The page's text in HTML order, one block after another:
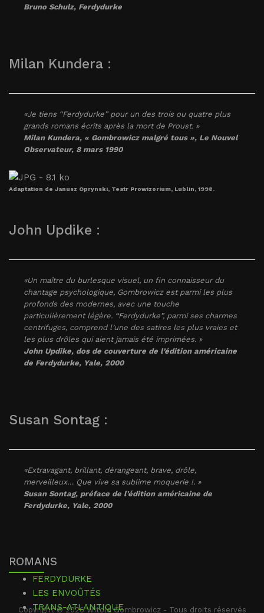
Bruno Schulz, Ferdydurke
Milan Kundera :
«Je tiens “Ferdydurke” pour un des trois ou quatre plus
grands romans écrits après la mort de Proust. »
Milan Kundera, « Gombrowicz malgré tous », Le Nouvel
Observateur, 8 mars 1990
Adaptation de Janusz Oprynski, Teatr Prowizorium, Lublin, 1998.
John Updike :
«Un maître du burlesque visuel, un fin connaisseur du
chantage psychologique, Gombrowicz est parmi les plus
profonds des modernes, avec une touche
particulièrement légère. “Ferdydurke”, parmi ses charmes
centrifuges, comprend l’une des satires les plus vraies et
les plus drôles qui aient jamais été imprimées. »
John Updike, dos de couverture de l’édition américaine
de Ferdydurke, Yale, 2000
Susan Sontag :
«Extravagant, brillant, dérangeant, brave, drôle,
merveilleux… Que vive sa sublime moquerie !. »
Susan Sontag, préface de l’édition américaine de
Ferdydurke, Yale, 2000
ROMANS
FERDYDURKE
LES ENVOÛTÉS
TRANS-ATLANTIQUE
Copyright © 2026 Witold Gombrowicz - Tous droits réservés